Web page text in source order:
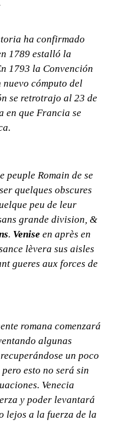
ha confirmado
1789 estalló la
1793 la Convención
cómputo del
se retrotrajo al 23 de
en que Francia se
peuple Romain de se
quelques obscures
peu de leur
grande division, &
. Venise en après en
lèvera sus aisles
gueres aux forces de
romana comenzará
algunas
un poco
esto no será sin
Venecia
y poder levantará
lejos a la fuerza de la